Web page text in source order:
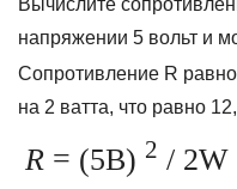
Вычислите
напряжении 5 вольт и
Сопротивление R
на 2 ватта, что равно
R = (5В) 2 / 2W